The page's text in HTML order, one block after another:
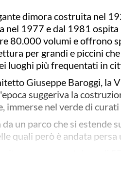
dimora costruita nel
nel 1977 e dal 1981 ospita
80.000 volumi e offrono
per grandi e piccini
luoghi più frequentati in
Giuseppe Baroggi, la
suggeriva la
immerse nel verde di
un parco che si estende
quali però è andata persa
Camellia
in collaborazione